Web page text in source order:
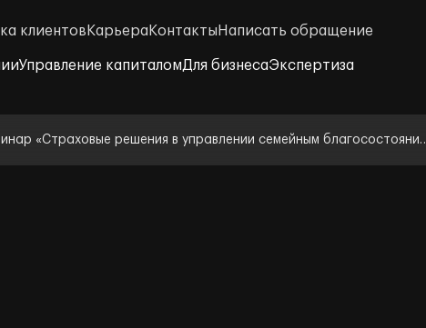
клиентов Карьера Контакты Написать обращение
Управление капиталомДля бизнесаЭкспертиза
«Страховые решения в управлении семейным благосостояние